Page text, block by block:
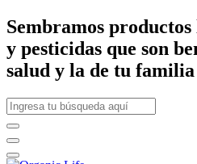
Sembramos
y pesticidas que son
salud y la de tu familia